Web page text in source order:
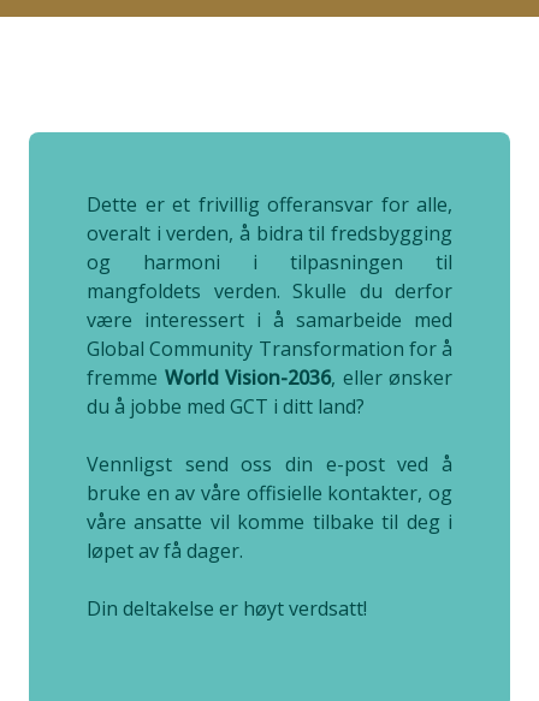
Dette er et frivillig offeransvar for alle,
overalt i verden, å bidra til fredsbygging
og harmoni i tilpasningen til
mangfoldets verden. Skulle du derfor
være interessert i å samarbeide med
Global Community Transformation for å
fremme World Vision-2036, eller ønsker
du å jobbe med GCT i ditt land?
Vennligst send oss din e-post ved å
bruke en av våre offisielle kontakter, og
våre ansatte vil komme tilbake til deg i
løpet av få dager.
Din deltakelse er høyt verdsatt!